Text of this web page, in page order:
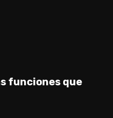
funciones que